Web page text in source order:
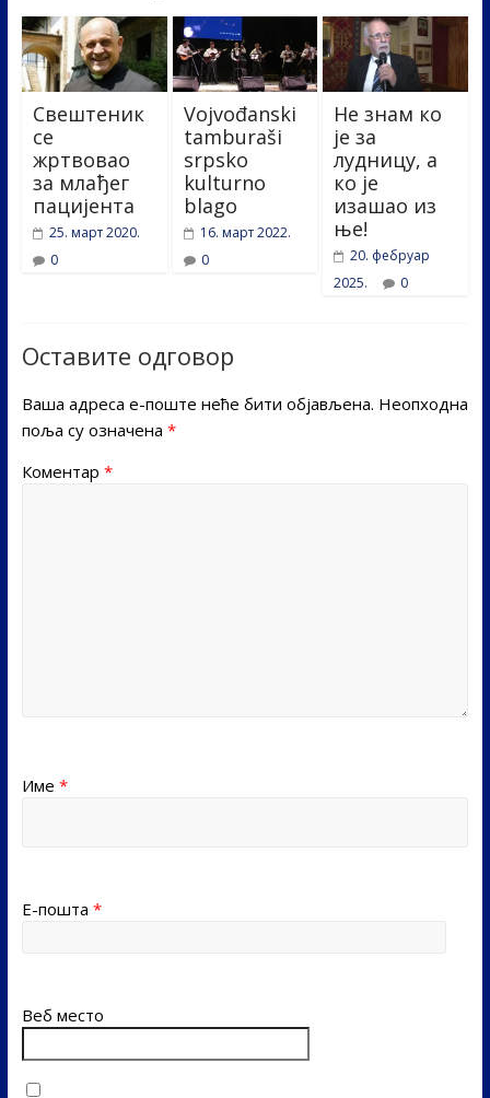
Свештеник
се
жртвовао
за млађег
пацијента
25. март 2020.
0
Vojvođanski
tamburaši
srpsko
kulturno
blago
16. март 2022.
0
Не знам ко
је за
лудницу, а
ко је
изашао из
ње!
20. фебруар
2025.
0
Оставите одговор
Ваша адреса е-поште неће бити објављена. Неопходна
поља су означена *
Коментар *
Име *
Е-пошта *
Веб место